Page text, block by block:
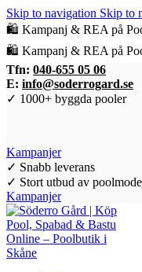
Skip to navigation Skip to
🛍️ Kampanj & REA på
🛍️ Kampanj & REA på
Tfn: 040-655 05 06
E: info@soderrogard.se
✓ 1000+ byggda pooler
Kampanjer
✓ Snabb leverans
✓ Stort utbud av
Kampanjer